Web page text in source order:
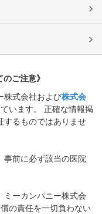
ご注意》
株式会社および株式会
います。 正確な情報掲
するものではありませ
事前に必ず該当の医院
ミーカンパニー株式会
の責任を一切負わない